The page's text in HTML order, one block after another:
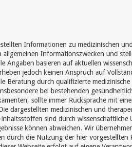
Informationen zu medizinischen
allgemeinen Informationszwecken und
Angaben basieren auf aktuellen
jedoch keinen Anspruch auf
Beratung durch qualifizierte
bei bestehenden
sollte immer Rücksprache mit
dargestellten medizinischen und
sind durch wissenschaftliche
können abweichen. Wir
durch die Nutzung der hier vorgestellten